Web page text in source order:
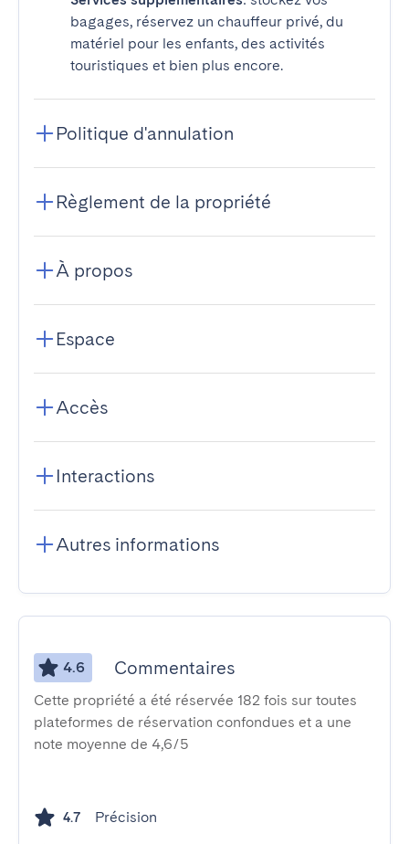
bagages, réservez un chauffeur privé, du
matériel pour les enfants, des activités
touristiques et bien plus encore.
Politique d'annulation
Règlement de la propriété
À propos
Espace
Accès
Interactions
Autres informations
4.6 Commentaires
Cette propriété a été réservée 182 fois sur toutes
plateformes de réservation confondues et a une
note moyenne de 4,6/5
4.7 Précision